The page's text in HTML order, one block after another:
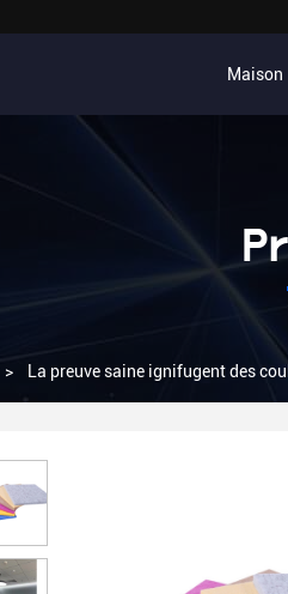
Maison
> La preuve saine ignifugent des